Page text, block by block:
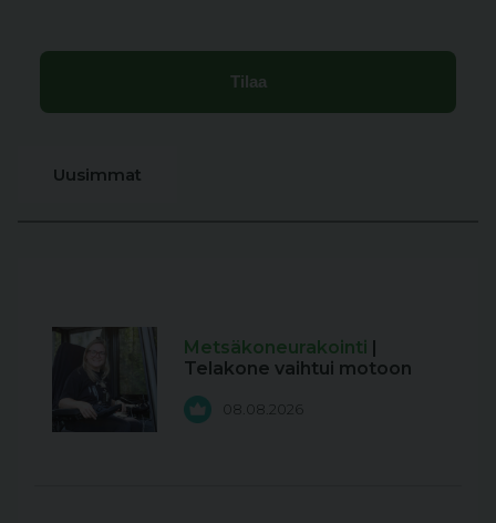
Uusimmat
Metsäkoneurakointi |
Telakone vaihtui motoon
08.08.2026